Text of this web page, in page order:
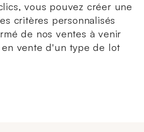
vous pouvez créer une
critères personnalisés
de nos ventes à venir
vente d'un type de lot